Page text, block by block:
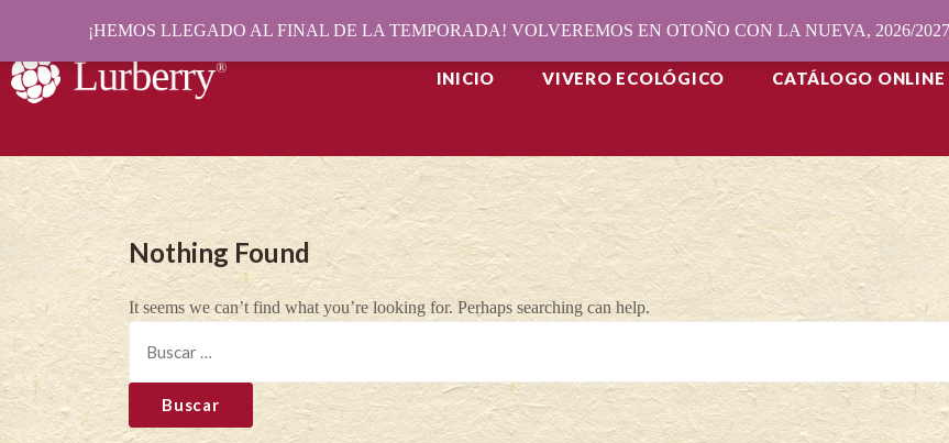
INICIO VIVERO ECOLÓGICO CATÁLOGO ONLINE
Nothing Found
It seems we can’t find what you’re looking for. Perhaps searching can help.
¡HEMOS LLEGADO AL FINAL DE LA TEMPORADA! VOLVEREMOS EN OTOÑO CON LA NUEVA, 2026/